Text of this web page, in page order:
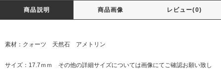
商品説明 商品画像 レビュー(0)
素材：クォーツ 天然石 アメトリン
サイズ：17.7ｍｍ その他の詳細サイズについては画像にてご確認お願い致し